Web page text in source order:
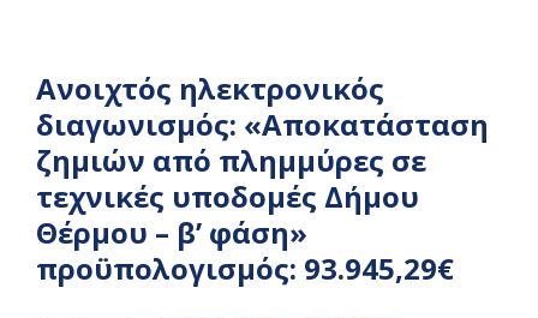
Ανοιχτός ηλεκτρονικός
διαγωνισμός: «Αποκατάσταση
ζημιών από πλημμύρες σε
τεχνικές υποδομές Δήμου
Θέρμου – β’ φάση»
προϋπολογισμός: 93.945,29€